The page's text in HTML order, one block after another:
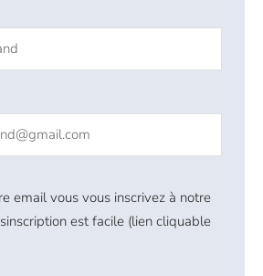
email vous vous inscrivez à notre
est facile (lien cliquable